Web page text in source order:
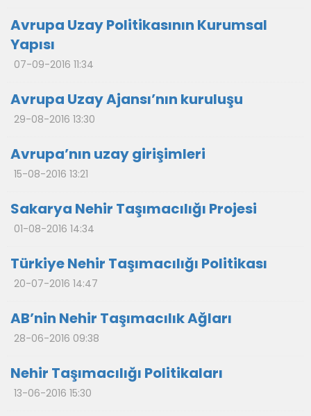
Avrupa Uzay Politikasının Kurumsal
Yapısı
07-09-2016 11:34
Avrupa Uzay Ajansı’nın kuruluşu
29-08-2016 13:30
Avrupa’nın uzay girişimleri
15-08-2016 13:21
Sakarya Nehir Taşımacılığı Projesi
01-08-2016 14:34
Türkiye Nehir Taşımacılığı Politikası
20-07-2016 14:47
AB’nin Nehir Taşımacılık Ağları
28-06-2016 09:38
Nehir Taşımacılığı Politikaları
13-06-2016 15:30